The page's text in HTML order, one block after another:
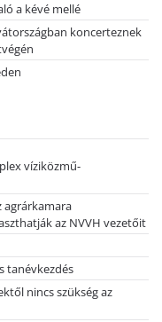
a kévé mellé
koncerteznek
víziközmű-
agrárkamara
az NVVH vezetőit
tanévkezdés
nincs szükség az